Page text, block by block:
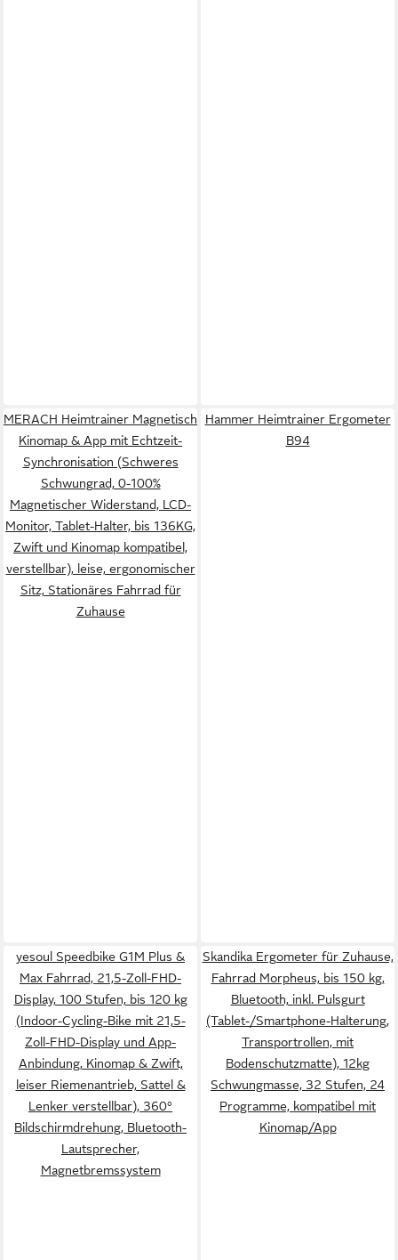
MERACH Heimtrainer Magnetisch
Kinomap & App mit Echtzeit-
Synchronisation (Schweres
Schwungrad, 0-100%
Magnetischer Widerstand, LCD-
Monitor, Tablet-Halter, bis 136KG,
Zwift und Kinomap kompatibel,
verstellbar), leise, ergonomischer
Sitz, Stationäres Fahrrad für
Zuhause
Hammer Heimtrainer Ergometer
B94
yesoul Speedbike G1M Plus &
Max Fahrrad, 21,5-Zoll-FHD-
Display, 100 Stufen, bis 120 kg
(Indoor-Cycling-Bike mit 21,5-
Zoll-FHD-Display und App-
Anbindung, Kinomap & Zwift,
leiser Riemenantrieb, Sattel &
Lenker verstellbar), 360°
Bildschirmdrehung, Bluetooth-
Lautsprecher,
Magnetbremssystem
Skandika Ergometer für Zuhause,
Fahrrad Morpheus, bis 150 kg,
Bluetooth, inkl. Pulsgurt
(Tablet-/Smartphone-Halterung,
Transportrollen, mit
Bodenschutzmatte), 12kg
Schwungmasse, 32 Stufen, 24
Programme, kompatibel mit
Kinomap/App